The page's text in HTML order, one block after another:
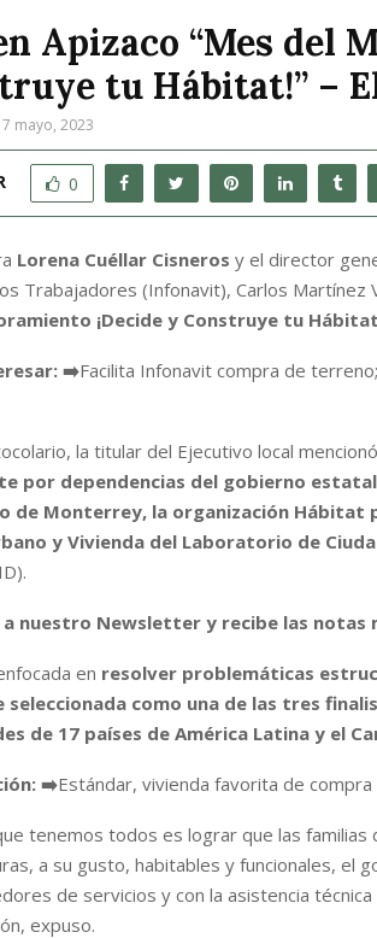
Apizaco “Mes del
tu Hábitat!” –
mayo, 2023
0
Lorena Cuéllar Cisneros y el director
Trabajadores (Infonavit), Carlos Martínez
¡Decide y Construye tu
➡️Facilita Infonavit compra de
la titular del Ejecutivo local
por dependencias del gobierno
de Monterrey, la organización Hábitat
y Vivienda del Laboratorio de
nuestro Newsletter y recibe las notas
en resolver problemáticas
seleccionada como una de las tres
de 17 países de América Latina y el
➡️Estándar, vivienda favorita de
tenemos todos es lograr que las
a su gusto, habitables y funcionales, el
de servicios y con la asistencia
expuso.